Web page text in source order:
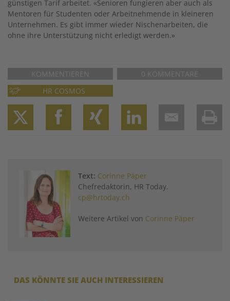
günstigen Tarif arbeitet. «Senioren fungieren aber auch als
Mentoren für Studenten oder Arbeitnehmende in kleineren
Unternehmen. Es gibt immer wieder Nischen­arbeiten, die
ohne ihre Unterstützung nicht erledigt werden.»
KOMMENTIEREN
0 KOMMENTARE
HR COSMOS
TwitterFacebook
XINGLinkedIn
Email
Text: Corinne Päper
Chefredaktorin, HR Today.
cp@hrtoday.ch
Weitere Artikel von Corinne Päper
DAS KÖNNTE SIE AUCH INTERESSIEREN